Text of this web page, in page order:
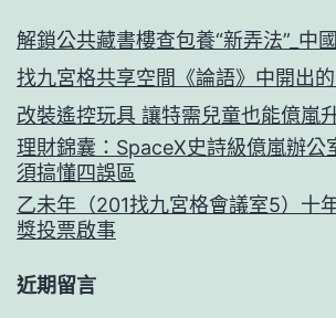
解鎖公共藏書樓查包養“新弄法”_中
找九宮格共享空間《論語》中開出
改裝遙控玩具 讓特需兒童也能億嵐
理財錦囊：SpaceX史詩級億嵐辦公
須搞懂四誤區
乙未年（201找九宮格會議室5）十
獎投票啟事
近期留言